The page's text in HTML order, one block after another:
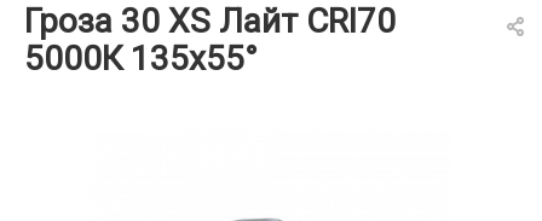
Гроза 30 XS Лайт CRI70
5000К 135х55°